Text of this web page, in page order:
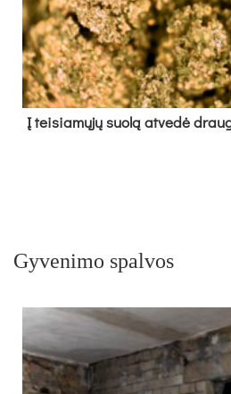
Į tei­sia­mų­jų suo­lą at­ve­dė
Gyvenimo spalvos